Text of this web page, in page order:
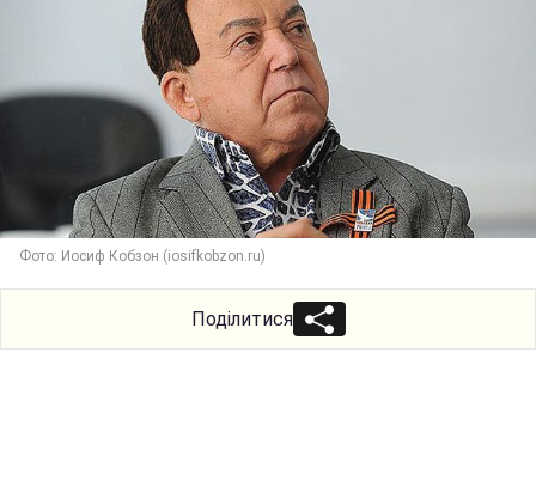
Фото: Иосиф Кобзон (iosifkobzon.ru)
Поділитися